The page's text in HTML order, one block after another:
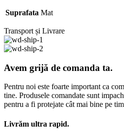
Suprafata Mat
Transport și Livrare
Avem grijă de comanda ta.
Pentru noi este foarte important ca
tine. Produsele comandate sunt
pentru a fi protejate cât mai bine pe
Livrăm ultra rapid.